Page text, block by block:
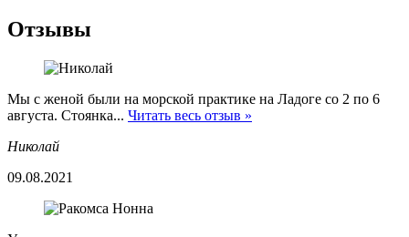
Отзывы
Мы с женой были на морской практике на Ладоге со 2 по 6
августа. Стоянка... Читать весь отзыв »
Николай
09.08.2021